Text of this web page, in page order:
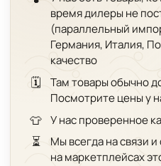
время дилеры не
(параллельный
Германия, Италия,
качество
🗓️
Там товары обычно
Посмотрите цены у
👕 У нас проверенное
⏳
Мы всегда на связи
на маркетплейсах